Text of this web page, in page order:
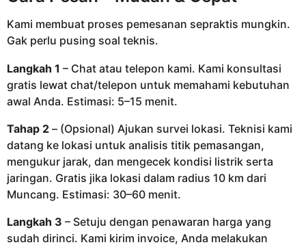
Kami membuat proses pemesanan sepraktis mungkin.
Gak perlu pusing soal teknis.
Langkah 1 – Chat atau telepon kami. Kami konsultasi
gratis lewat chat/telepon untuk memahami kebutuhan
awal Anda. Estimasi: 5–15 menit.
Tahap 2 – (Opsional) Ajukan survei lokasi. Teknisi kami
datang ke lokasi untuk analisis titik pemasangan,
mengukur jarak, dan mengecek kondisi listrik serta
jaringan. Gratis jika lokasi dalam radius 10 km dari
Muncang. Estimasi: 30–60 menit.
Langkah 3 – Setuju dengan penawaran harga yang
sudah dirinci. Kami kirim invoice, Anda melakukan